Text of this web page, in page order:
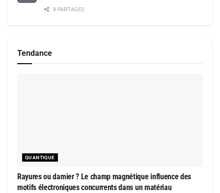
8 PARTAGES
Tendance
QUANTIQUE
Rayures ou damier ? Le champ magnétique influence des
motifs électroniques concurrents dans un matériau